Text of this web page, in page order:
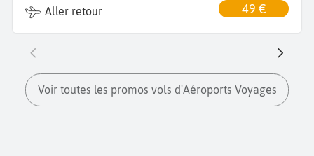
Aller retour 49 €
Voir toutes les promos vols d'Aéroports Voyages